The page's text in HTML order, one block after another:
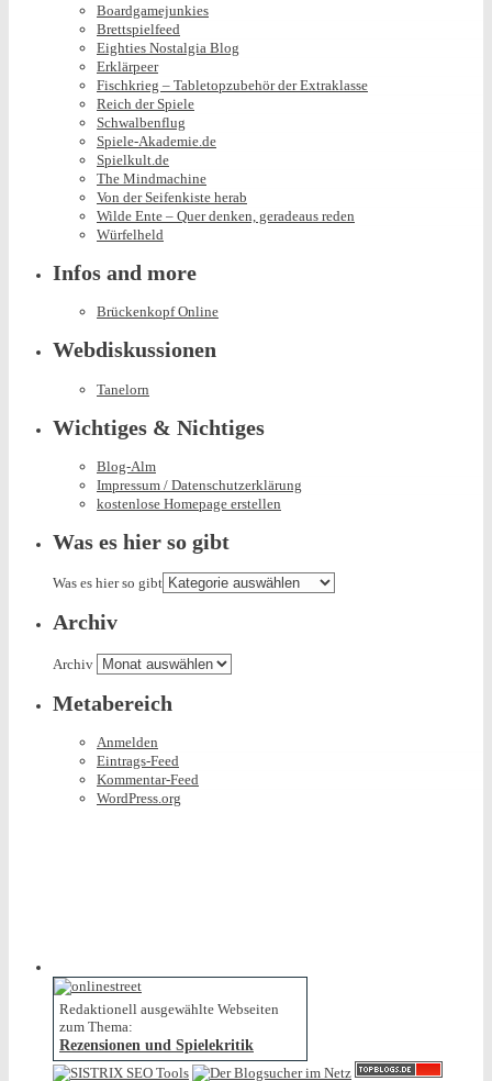
Boardgamejunkies
Brettspielfeed
Eighties Nostalgia Blog
Erklärpeer
Fischkrieg – Tabletopzubehör der Extraklasse
Reich der Spiele
Schwalbenflug
Spiele-Akademie.de
Spielkult.de
The Mindmachine
Von der Seifenkiste herab
Wilde Ente – Quer denken, geradeaus reden
Würfelheld
Infos and more
Brückenkopf Online
Webdiskussionen
Tanelorn
Wichtiges & Nichtiges
Blog-Alm
Impressum / Datenschutzerklärung
kostenlose Homepage erstellen
Was es hier so gibt
Was es hier so gibt
Archiv
Archiv
Metabereich
Anmelden
Eintrags-Feed
Kommentar-Feed
WordPress.org
Redaktionell ausgewählte Webseiten
zum Thema:
Rezensionen und Spielekritik